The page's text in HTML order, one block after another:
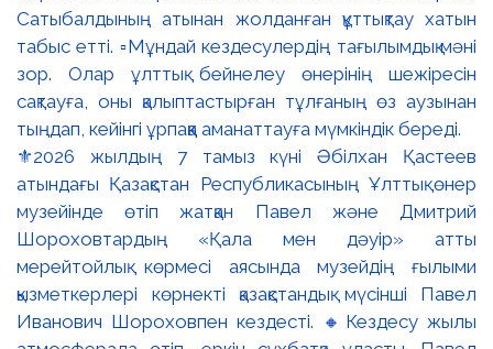
⚜️2026 жылдың 7 тамыз күні Әбілхан Қастеев
атындағы Қазақстан Республикасының Ұлттық өнер
музейінде өтіп жатқан Павел және Дмитрий
Шороховтардың «Қала мен дәуір» атты
мерейтойлық көрмесі аясында музейдің ғылыми
қызметкерлері көрнекті қазақстандық мүсінші Павел
Иванович Шороховпен кездесті. 🔸Кездесу жылы